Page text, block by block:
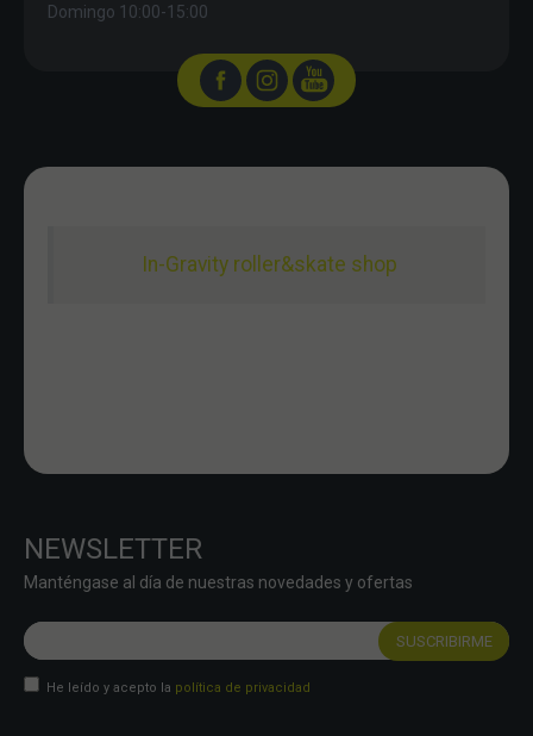
In-Gravity roller&skate shop
Domingo 10:00-15:00
NEWSLETTER
Manténgase al día de nuestras novedades y ofertas
He leído y acepto la política de privacidad